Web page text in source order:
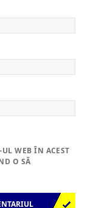
WEB ÎN ACEST
O SĂ